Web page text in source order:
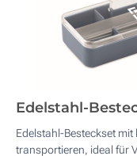
Edelstahl-
Edelstahl-Besteckset
transportieren, ideal für